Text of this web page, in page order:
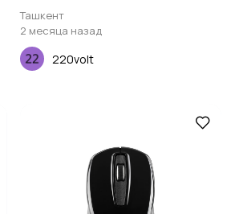
Ташкент
2 месяца назад
220volt